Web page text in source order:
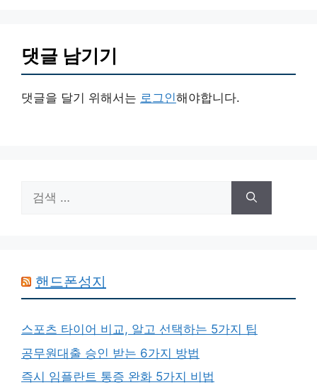
댓글 남기기
댓글을 달기 위해서는 로그인해야합니다.
색:
핸드폰성지
스포츠 타이어 비교, 알고 선택하는 5가지 팁
공무원대출 승인 받는 6가지 방법
즉시 임플란트 통증 완화 5가지 비법